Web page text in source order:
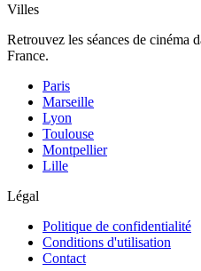
Villes
Retrouvez les séances de cinéma
France.
Paris
Marseille
Lyon
Toulouse
Montpellier
Lille
Légal
Politique de confidentialité
Conditions d'utilisation
Contact